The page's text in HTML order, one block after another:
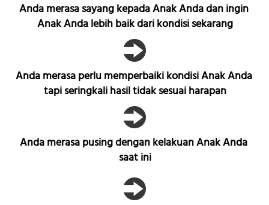
Anda merasa sayang kepada Anak Anda dan ingin
Anak Anda lebih baik dari kondisi sekarang
Anda merasa perlu memperbaiki kondisi Anak Anda
tapi seringkali hasil tidak sesuai harapan
Anda merasa pusing dengan kelakuan Anak Anda
saat ini